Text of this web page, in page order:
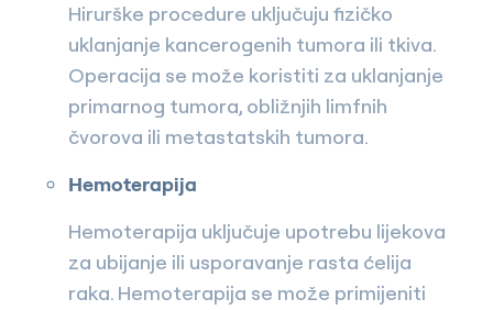
Hirurške procedure uključuju fizičko
uklanjanje kancerogenih tumora ili tkiva.
Operacija se može koristiti za uklanjanje
primarnog tumora, obližnjih limfnih
čvorova ili metastatskih tumora.
Hemoterapija
Hemoterapija uključuje upotrebu lijekova
za ubijanje ili usporavanje rasta ćelija
raka. Hemoterapija se može primijeniti